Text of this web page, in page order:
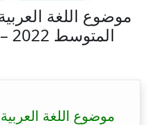
موضوع اللغة
المتوسط 2022 – BEM 2022
موضوع اللغة